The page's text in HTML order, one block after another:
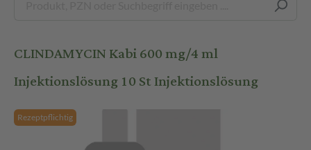
CLINDAMYCIN Kabi 600 mg/4 ml
Injektionslösung 10 St Injektionslösung
Rezeptpflichtig